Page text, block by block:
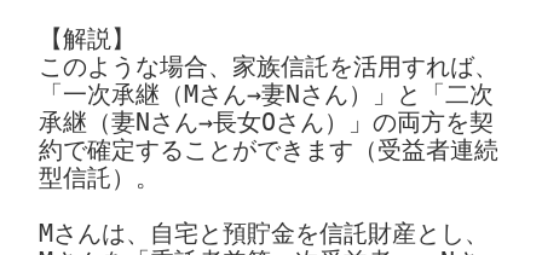
【解説】
このような場合、家族信託を活用すれば、
「一次承継（Mさん→妻Nさん）」と「二次
承継（妻Nさん→長女Oさん）」の両方を契
約で確定することができます（受益者連続
型信託）。
Mさんは、自宅と預貯金を信託財産とし、